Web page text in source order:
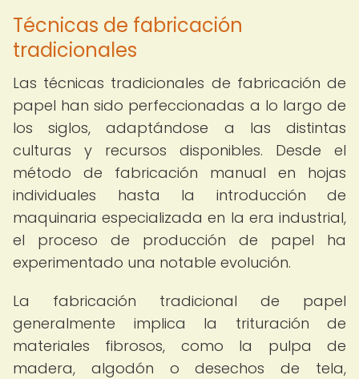
Técnicas de fabricación
tradicionales
Las técnicas tradicionales de fabricación de
papel han sido perfeccionadas a lo largo de
los siglos, adaptándose a las distintas
culturas y recursos disponibles. Desde el
método de fabricación manual en hojas
individuales hasta la introducción de
maquinaria especializada en la era industrial,
el proceso de producción de papel ha
experimentado una notable evolución.
La fabricación tradicional de papel
generalmente implica la trituración de
materiales fibrosos, como la pulpa de
madera, algodón o desechos de tela,